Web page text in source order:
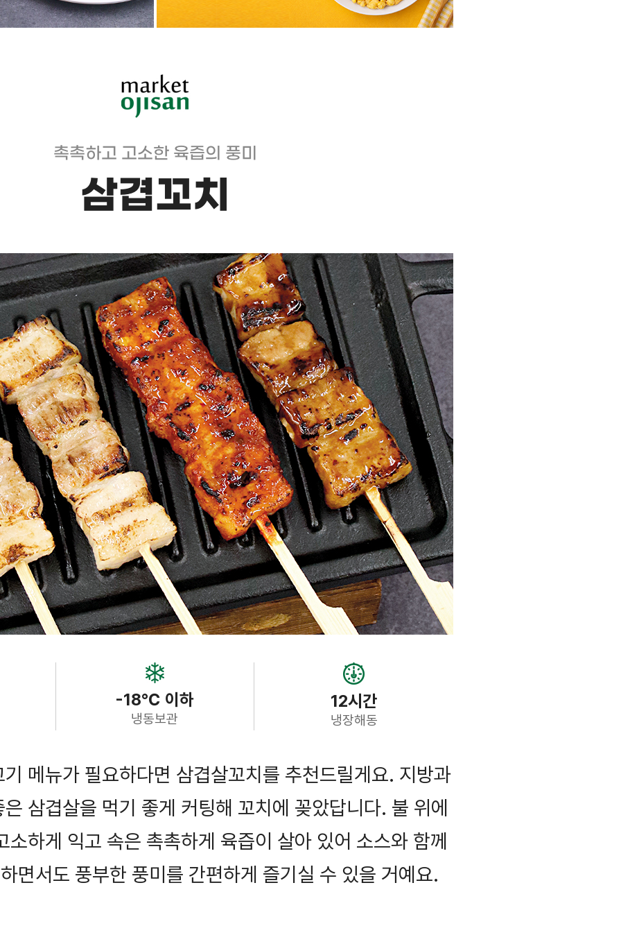
촉촉하고 고소한 육즙의 풍미
삼겹꼬치
-18℃ 이하
냉동보관
12시간
냉장해동
메뉴가 필요하다면 삼겹살꼬치를 추천드릴게요. 지방과
삼겹살을 먹기 좋게 커팅해 꼬치에 꽂았답니다. 불 위에
소하게 익고 속은 촉촉하게 육즙이 살아 있어 소스와 함께
면서도 풍부한 풍미를 간편하게 즐기실 수 있을 거예요.